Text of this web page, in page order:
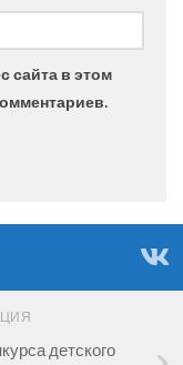
сайта в этом
детского